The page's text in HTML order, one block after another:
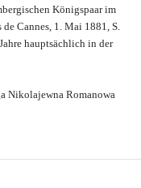
Königspaar im
Cannes, 1. Mai 1881, S.
hauptsächlich in der
Nikolajewna Romanowa